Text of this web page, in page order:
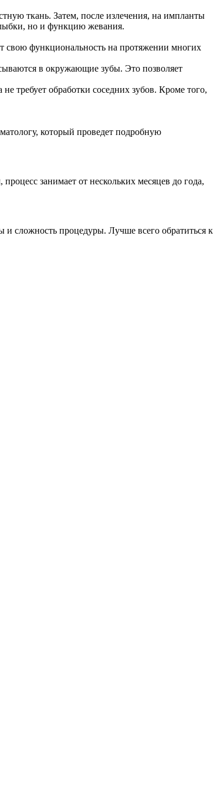
ткань. Затем, после излечения, на импланты
но и функцию жевания.
свою функциональность на протяжении многих
в окружающие зубы. Это позволяет
требует обработки соседних зубов. Кроме того,
который проведет подробную
занимает от нескольких месяцев до года,
и сложность процедуры. Лучше всего обратиться к